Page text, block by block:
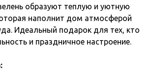
образуют теплую и уютную
наполнит дом атмосферой
Идеальный подарок для тех, кто
и праздничное настроение.